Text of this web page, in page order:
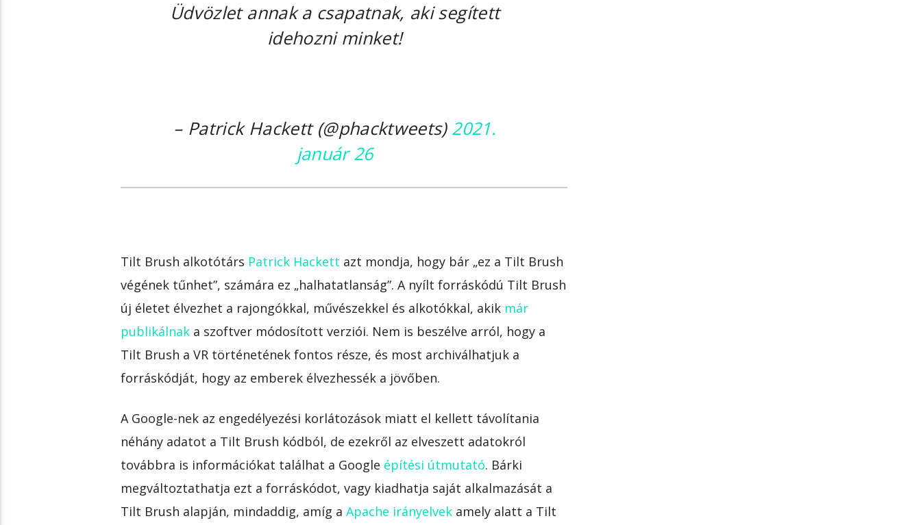
Üdvözlet annak a csapatnak, aki segített
idehozni minket!
– Patrick Hackett (@phacktweets) 2021.
január 26
Tilt Brush alkotótárs Patrick Hackett azt mondja, hogy bár „ez a Tilt Brush
végének tűnhet”, számára ez „halhatatlanság”. A nyílt forráskódú Tilt Brush
új életet élvezhet a rajongókkal, művészekkel és alkotókkal, akik már
publikálnak a szoftver módosított verziói. Nem is beszélve arról, hogy a
Tilt Brush a VR történetének fontos része, és most archiválhatjuk a
forráskódját, hogy az emberek élvezhessék a jövőben.
A Google-nek az engedélyezési korlátozások miatt el kellett távolítania
néhány adatot a Tilt Brush kódból, de ezekről az elveszett adatokról
továbbra is információkat találhat a Google építési útmutató. Bárki
megváltoztathatja ezt a forráskódot, vagy kiadhatja saját alkalmazását a
Tilt Brush alapján, mindaddig, amíg a Apache irányelvek amely alatt a Tilt